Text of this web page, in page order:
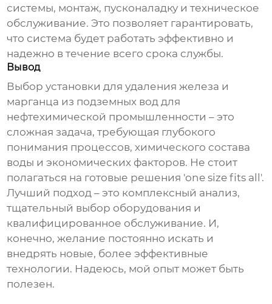
системы, монтаж, пусконаладку и техническое
обслуживание. Это позволяет гарантировать,
что система будет работать эффективно и
надежно в течение всего срока службы.
Вывод
Выборустановки для удаления железа и
марганца из подземных вод для
нефтехимической промышленности – это
сложная задача, требующая глубокого
понимания процессов, химического состава
воды и экономических факторов. Не стоит
полагаться на готовые решения 'one size fits all'.
Лучший подход – это комплексный анализ,
тщательный выбор оборудования и
квалифицированное обслуживание. И,
конечно, желание постоянно искать и
внедрять новые, более эффективные
технологии. Надеюсь, мой опыт может быть
полезен.